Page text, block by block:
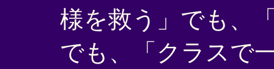
様を救う」でも、
でも、「クラスで